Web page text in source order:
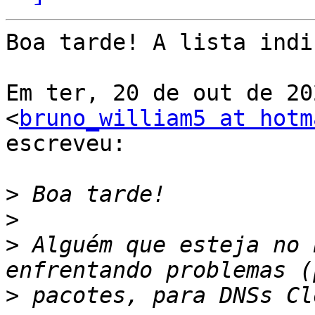
Boa tarde! A lista
Em ter, 20 de out de
<bruno_william5 at
escreveu:
>
>
> Alguém que esteja no
>